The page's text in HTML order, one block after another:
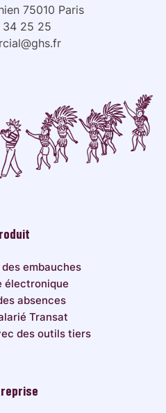
75010 Paris
34 25 25
embauches
électronique
absences
Transat
des outils tiers